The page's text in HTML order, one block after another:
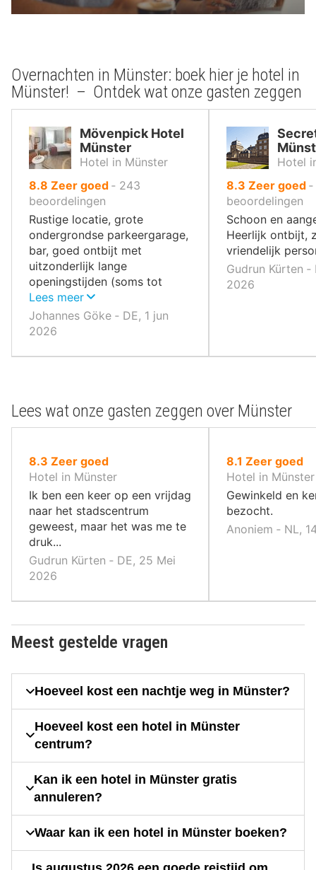
Overnachten in Münster: boek hier je hotel in
Münster! – Ontdek wat onze gasten zeggen
Mövenpick Hotel
Münster
Hotel in Münster
8.8 uit
10
,
Zeer goed ‐ 243
beoordelingen
Rustige locatie, grote
ondergrondse parkeergarage,
bar, goed ontbijt met
uitzonderlijk lange
openingstijden (soms tot
11:30 uur), schoon,
loungegedeeltes in de
ondergrondse garage
Lees meer
Johannes Göke ‐ DE, 1 jun
2026
Hotel
8.3 uit
10
,
Zeer goed ‐
beoordelingen
Schoon en
Heerlijk ontbijt,
vriendelijk
Gudrun Kürten
2026
Lees wat onze gasten zeggen over Münster
8.3 uit
10
,
Zeer goed
Hotel in Münster
Ik ben een keer op een vrijdag
naar het stadscentrum
geweest, maar het was me te
druk...
Gudrun Kürten ‐ DE, 25 Mei
2026
8.1 uit
10
,
Zeer goed
Hotel in Münster
Gewinkeld en
bezocht.
Anoniem ‐ NL,
Meest gestelde vragen
Hoeveel kost een nachtje weg in Münster?
Hoeveel kost een hotel in Münster
centrum?
Kan ik een hotel in Münster gratis
annuleren?
Waar kan ik een hotel in Münster boeken?